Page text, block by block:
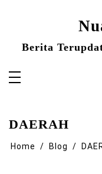
Berita
DAERAH
Home Blog